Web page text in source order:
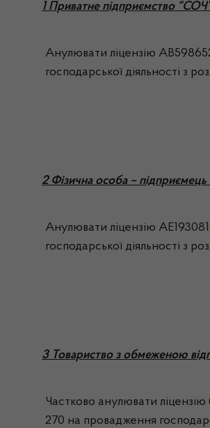
1 Приватне підприємство
Анулювати ліцензію
господарської діяльності з
2 Фізична особа –
Анулювати ліцензію
господарської діяльності з
3 Товариство з обмеженою
Частково анулювати
270 на провадження